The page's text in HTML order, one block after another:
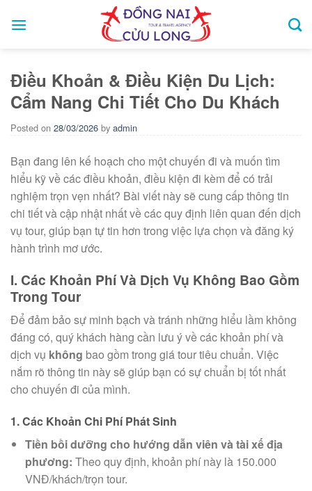
Điều Khoản & Điều Kiện Du Lịch:
Cẩm Nang Chi Tiết Cho Du Khách
Posted on 28/03/2026 by admin
Bạn đang lên kế hoạch cho một chuyến đi và muốn tìm
hiểu kỹ về các điều khoản, điều kiện đi kèm để có trải
nghiệm trọn vẹn nhất? Bài viết này sẽ cung cấp thông tin
chi tiết và cập nhật nhất về các quy định liên quan đến dịch
vụ tour, giúp bạn tự tin hơn trong việc lựa chọn và đăng ký
hành trình mơ ước.
I. Các Khoản Phí Và Dịch Vụ Không Bao Gồm
Trong Tour
Để đảm bảo sự minh bạch và tránh những hiểu lầm không
đáng có, quý khách hàng cần lưu ý về các khoản phí và
dịch vụ không bao gồm trong giá tour tiêu chuẩn. Việc
nắm rõ thông tin này sẽ giúp bạn có sự chuẩn bị tốt nhất
cho chuyến đi của mình.
1. Các Khoản Chi Phí Phát Sinh
Tiền bồi dưỡng cho hướng dẫn viên và tài xế địa
phương: Theo quy định, khoản phí này là 150.000
VNĐ/khách/trọn tour.